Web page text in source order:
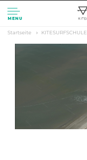
MENU
Startseite KITESURFSCHULE